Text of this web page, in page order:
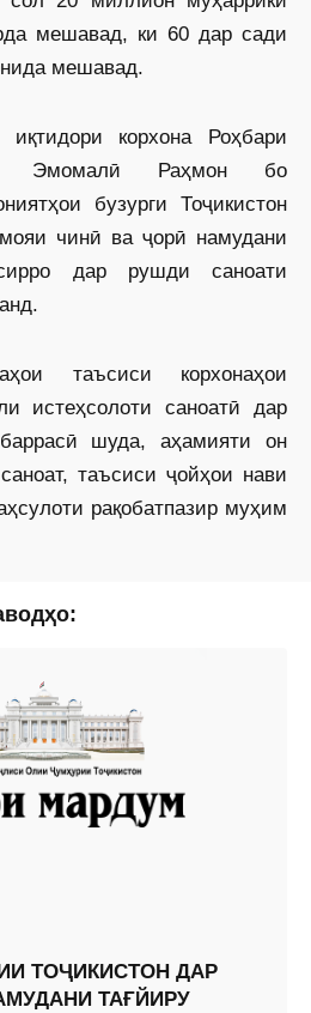
мешавад, ки 60 дар сади
мешавад.
корхона Роҳбари
Эмомалӣ Раҳмон бо
бузурги Тоҷикистон
чинӣ ва ҷорӣ намудани
дар рушди саноати
таъсиси корхонаҳои
истеҳсолоти саноатӣ дар
шуда, аҳамияти он
таъсиси ҷойҳои нави
рақобатпазир муҳим
ТОҶИКИСТОН ДАР
ТАҒЙИРУ